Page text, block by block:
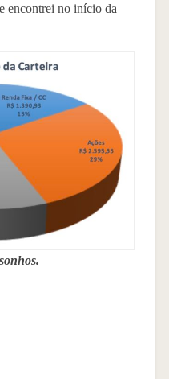
encontrei no início da